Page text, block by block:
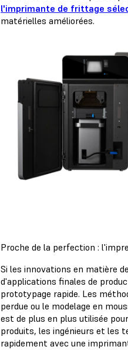
l'imprimante de frittage
matérielles améliorées.
Proche de la perfection :
Si les innovations en matière
d'applications finales de
prototypage rapide. Les
perdue ou le modelage en
est de plus en plus utilisée
produits, les ingénieurs et les
rapidement avec une